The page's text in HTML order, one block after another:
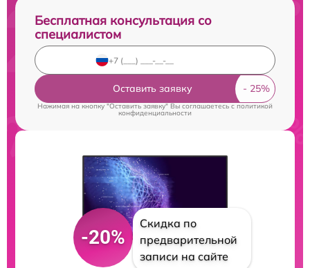
Бесплатная консультация со
специалистом
Оставить заявку
Нажимая на кнопку "Оставить заявку" Вы соглашаетесь c политикой
конфиденциальности
-20%
Скидка по
предварительной
записи на сайте